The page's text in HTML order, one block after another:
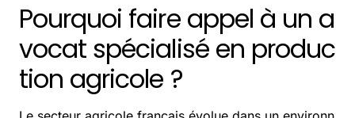
Pourquoi faire appel à un a
vocat spécialisé en produc
tion agricole ?